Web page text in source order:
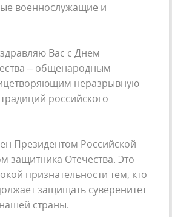
военнослужащие и
Вас с Днем
– общенародным
неразрывную
российского
Президентом Российской
защитника Отечества. Это -
признательности тем, кто
защищать суверенитет
страны.